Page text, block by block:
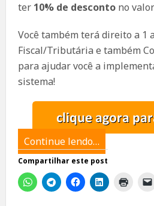
ter 10% de descontono
Você também terá direito a 1
Fiscal/Tributária e também
para ajudar você a
sistema!
Continue lendo…
Compartilhar este post